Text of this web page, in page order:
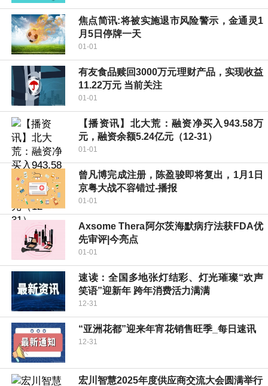
焦点简讯:将被实施退市风险警示，金通灵1
月5日停牌一天
01-01
有友食品赎回3000万元理财产品，实现收益
11.22万元 当前关注
01-01
【播资讯】北大荒：融资净买入943.58万
元，融资余额5.24亿元（12-31）
01-01
曾凡博完成注册，陈盈骏即将复出，1月1日
京粤大战不容错过-播报
01-01
Axsome Thera阿尔茨海默病疗法获FDA优
先审评|今亮点
01-01
速读：全国多地张灯结彩、灯光璀璨“欢声
笑语”迎新年 跨年消费活力满满
12-31
“亚洲花都”迎来年宵花销售旺季_每日速讯
12-31
宏川智慧2025年度供应商交流大会圆满举行